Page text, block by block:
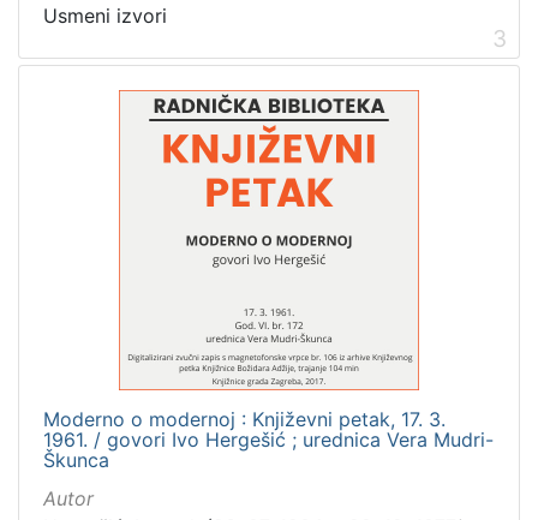
Usmeni izvori
3
Moderno o modernoj : Književni petak, 17. 3.
1961. / govori Ivo Hergešić ; urednica Vera Mudri-
Škunca
Autor